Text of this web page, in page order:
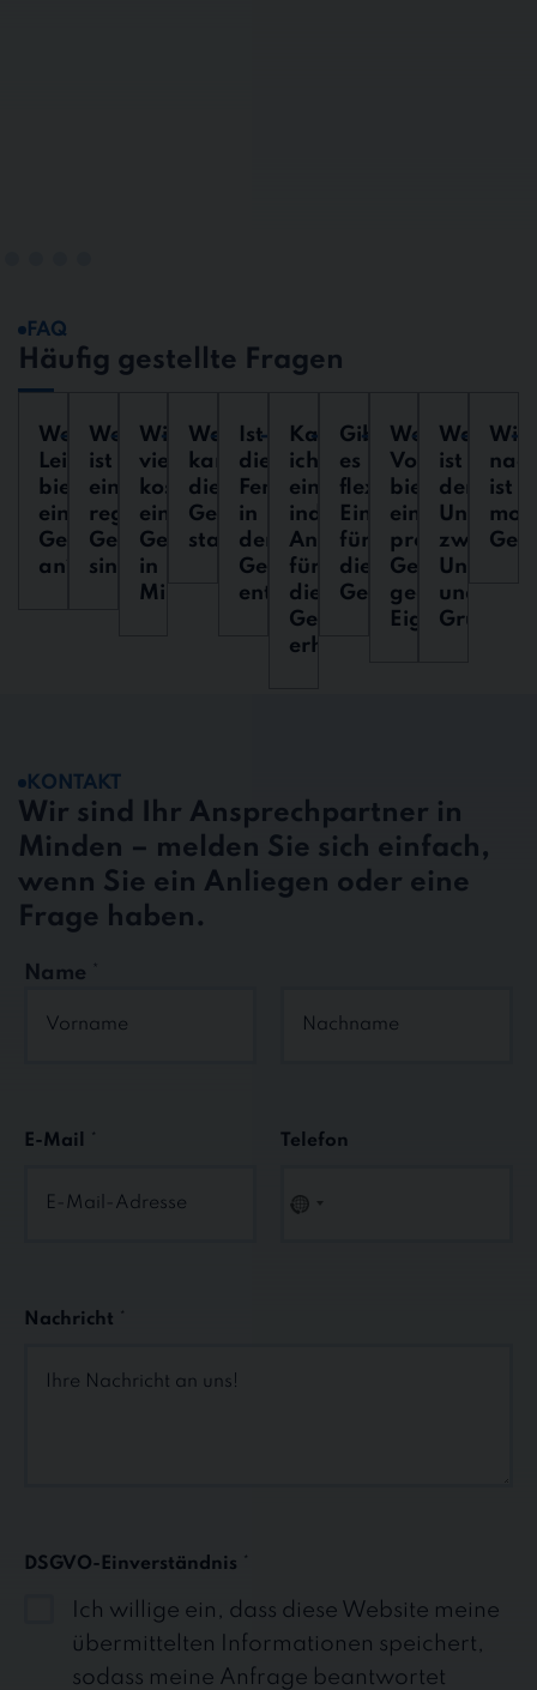
FAQ
Häufig gestellte Fragen
Welche
Leistungen
bietet
eine
Gebäudereinigung
an?
Weshalb
ist
eine
regelmäßige
Gebäudereinigung
sinnvoll?
Wie
viel
kostet
eine
Gebäudereinigung
in
Minden?
Wann
kann
die
Gebäudereinigung
starten?
Ist
die
Fensterreinigung
in
der
Gebäudereinigung
enthalten?
Kann
ich
ein
individuelles
Angebot
für
die
Gebäudereinigung
erhalten?
Gibt
es
flexible
Einsatzzeiten
für
die
Welche
Vorteile
bietet
eine
professionelle
gegenüber
Was
ist
der
zwischen
und
Wie
ist
KONTAKT
Wir sind Ihr Ansprechpartner in
Minden – melden Sie sich einfach,
wenn Sie ein Anliegen oder eine
Frage haben.
Name *
E-Mail Telefon
N
E
Nachricht
DSGVO-Einverständnis
Ich willige ein, dass diese Website meine
übermittelten Informationen speichert,
sodass meine Anfrage beantwortet